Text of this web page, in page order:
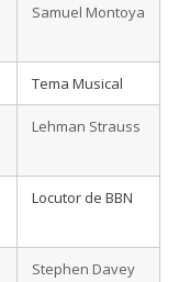
Samuel Montoya
Tema Musical
Lehman Strauss
Locutor de BBN
Stephen Davey